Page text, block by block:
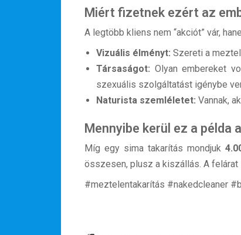
Miért fizetnek ezért az
A legtöbb kliens nem “akciót” vár,
Vizuális élményt: Szereti a
Társaságot: Olyan embereket
szexuális szolgáltatást igénybe
Naturista szemléletet: Vannak,
Mennyibe kerül ez a példa
Míg egy sima takarítás mondjuk
összesen, plusz a kiszállás. A felárat
#meztelentakarítás #nakedcleaner